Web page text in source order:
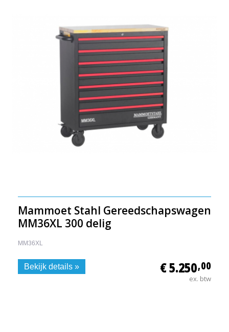
Mammoet Stahl Gereedschapswagen
MM36XL 300 delig
MM36XL
€ 5.250,00
ex. btw
Bekijk details »